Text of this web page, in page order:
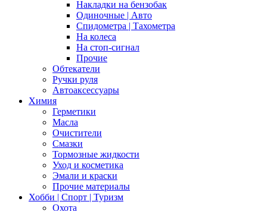
Накладки на бензобак
Одиночные | Авто
Спидометра | Тахометра
На колеса
На стоп-сигнал
Прочие
Обтекатели
Ручки руля
Автоаксессуары
Химия
Герметики
Масла
Очистители
Смазки
Тормозные жидкости
Уход и косметика
Эмали и краски
Прочие материалы
Хобби | Cпорт | Туризм
Охота